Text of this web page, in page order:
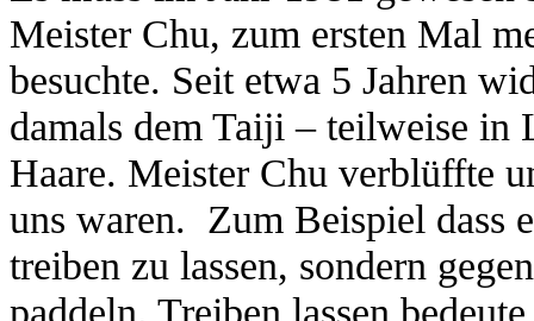
Meister Chu, zum ersten Mal
besuchte. Seit etwa 5 Jahren
damals dem Taiji – teilweise in
Haare. Meister Chu verblüffte
uns waren. Zum Beispiel dass
treiben zu lassen, sondern
paddeln. Treiben lassen